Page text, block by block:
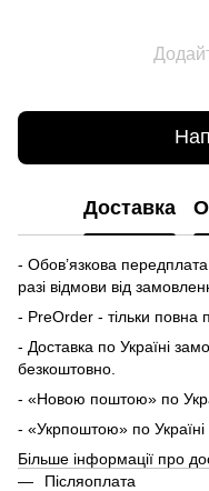
Доставка
- Обов’язкова
разі відмови від
- PreOrder - тільки повна
- Доставка по Україні
безкоштовно.
- «Новою поштою» по
- «Укрпоштою» по
Більше інформації про
Післяоплата